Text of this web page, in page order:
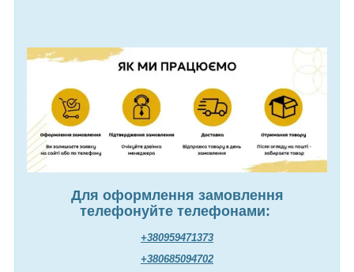
Для оформлення замовлення
телефонуйте телефонами:
+380959471373
+380685094702